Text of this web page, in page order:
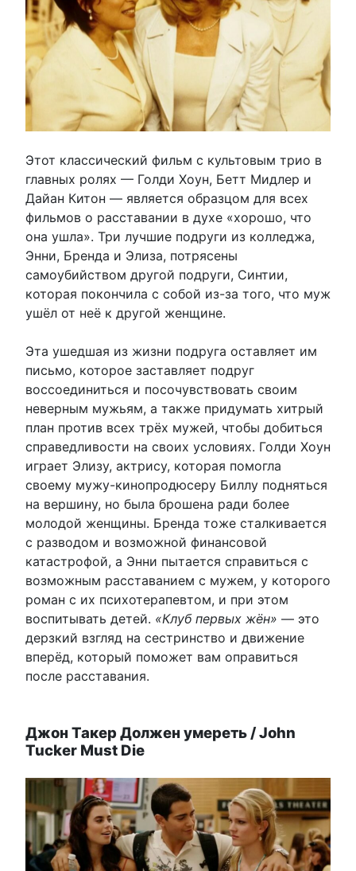
Этот классический фильм с культовым трио в
главных ролях — Голди Хоун, Бетт Мидлер и
Дайан Китон — является образцом для всех
фильмов о расставании в духе «хорошо, что
она ушла». Три лучшие подруги из колледжа,
Энни, Бренда и Элиза, потрясены
самоубийством другой подруги, Синтии,
которая покончила с собой из-за того, что муж
ушёл от неё к другой женщине.
Эта ушедшая из жизни подруга оставляет им
письмо, которое заставляет подруг
воссоединиться и посочувствовать своим
неверным мужьям, а также придумать хитрый
план против всех трёх мужей, чтобы добиться
справедливости на своих условиях. Голди Хоун
играет Элизу, актрису, которая помогла
своему мужу-кинопродюсеру Биллу подняться
на вершину, но была брошена ради более
молодой женщины. Бренда тоже сталкивается
с разводом и возможной финансовой
катастрофой, а Энни пытается справиться с
возможным расставанием с мужем, у которого
роман с их психотерапевтом, и при этом
воспитывать детей. «Клуб первых жён» — это
дерзкий взгляд на сестринство и движение
вперёд, который поможет вам оправиться
после расставания.
Джон Такер Должен умереть / John
Tucker Must Die